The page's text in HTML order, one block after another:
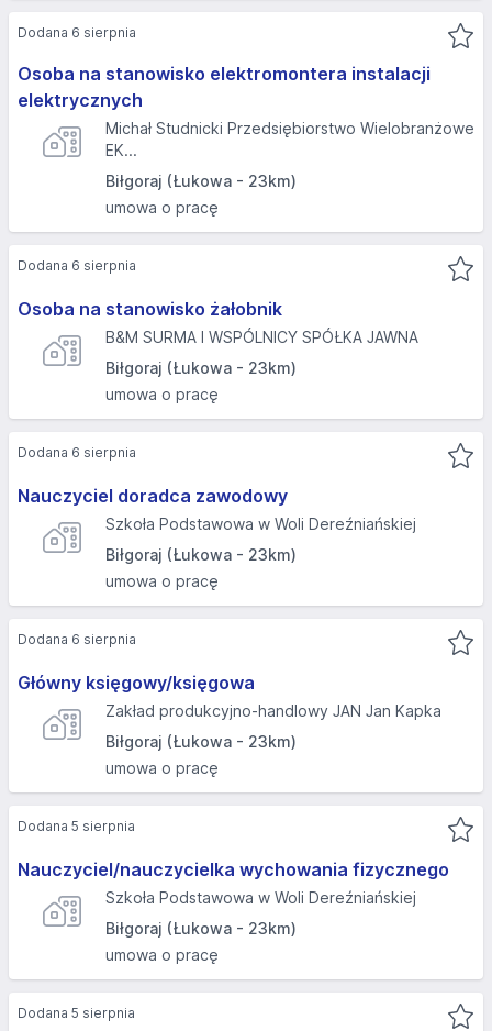
Osoba na stanowisko elektromontera instalacji
elektrycznych
Michał Studnicki Przedsiębiorstwo Wielobranżowe
EK...
Biłgoraj (Łukowa - 23km)
umowa o pracę
Dodana 6 sierpnia
Osoba na stanowisko żałobnik
B&M SURMA I WSPÓLNICY SPÓŁKA JAWNA
Biłgoraj (Łukowa - 23km)
umowa o pracę
Dodana 6 sierpnia
Nauczyciel doradca zawodowy
Szkoła Podstawowa w Woli Dereźniańskiej
Biłgoraj (Łukowa - 23km)
umowa o pracę
Dodana 6 sierpnia
Główny księgowy/księgowa
Zakład produkcyjno-handlowy JAN Jan Kapka
Biłgoraj (Łukowa - 23km)
umowa o pracę
Dodana 6 sierpnia
Nauczyciel/nauczycielka wychowania fizycznego
Szkoła Podstawowa w Woli Dereźniańskiej
Biłgoraj (Łukowa - 23km)
umowa o pracę
Dodana 5 sierpnia
Dodana 5 sierpnia